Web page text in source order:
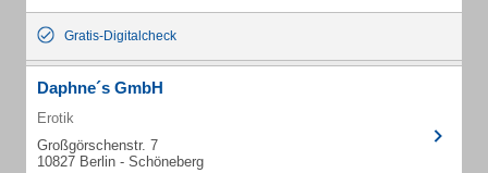
Gratis-Digitalcheck
Daphne´s GmbH
Erotik
Großgörschenstr. 7
10827 Berlin - Schöneberg